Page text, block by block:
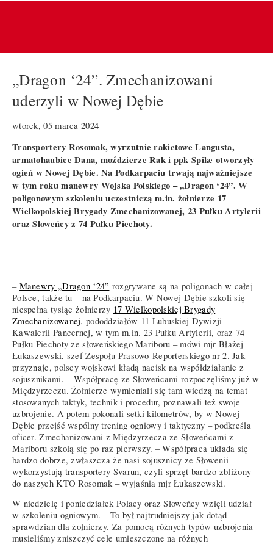
„Dragon ‘24”. Zmechanizowani
uderzyli w Nowej Dębie
wtorek, 05 marca 2024
Transportery Rosomak, wyrzutnie rakietowe Langusta,
armatohaubice Dana, moździerze Rak i ppk Spike otworzyły
ogień w Nowej Dębie. Na Podkarpaciu trwają najważniejsze
w tym roku manewry Wojska Polskiego – „Dragon ‘24”. W
poligonowym szkoleniu uczestniczą m.in. żołnierze 17
Wielkopolskiej Brygady Zmechanizowanej, 23 Pułku Artylerii
oraz Słoweńcy z 74 Pułku Piechoty.
– Manewry „Dragon ‘24” rozgrywane są na poligonach w całej
Polsce, także tu – na Podkarpaciu. W Nowej Dębie szkoli się
niespełna tysiąc żołnierzy 17 Wielkopolskiej Brygady
Zmechanizowanej , pododdziałów 11 Lubuskiej Dywizji
Kawalerii Pancernej, w tym m.in. 23 Pułku Artylerii, oraz 74
Pułku Piechoty ze słoweńskiego Mariboru – mówi mjr Błażej
Łukaszewski, szef Zespołu Prasowo-Reporterskiego nr 2. Jak
przyznaje, polscy wojskowi kładą nacisk na współdziałanie z
sojusznikami. – Współpracę ze Słoweńcami rozpoczęliśmy już w
Międzyrzeczu. Żołnierze wymieniali się tam wiedzą na temat
stosowanych taktyk, technik i procedur, poznawali też swoje
uzbrojenie. A potem pokonali setki kilometrów, by w Nowej
Dębie przejść wspólny trening ogniowy i taktyczny – podkreśla
oficer. Zmechanizowani z Międzyrzecza ze Słoweńcami z
Mariboru szkolą się po raz pierwszy. – Współpraca układa się
bardzo dobrze, zwłaszcza że nasi sojusznicy ze Słowenii
wykorzystują transportery Svarun, czyli sprzęt bardzo zbliżony
do naszych KTO Rosomak – wyjaśnia mjr Łukaszewski.
W niedzielę i poniedziałek Polacy oraz Słoweńcy wzięli udział
w szkoleniu ogniowym. – To był najtrudniejszy jak dotąd
sprawdzian dla żołnierzy. Za pomocą różnych typów uzbrojenia
musieliśmy zniszczyć cele umieszczone na różnych